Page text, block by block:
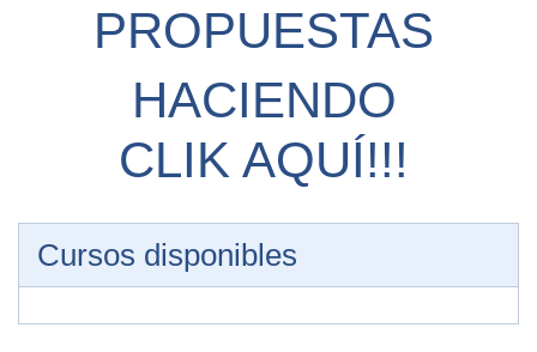
PROPUESTAS
HACIENDO
CLIK AQUÍ!!!
Cursos disponibles